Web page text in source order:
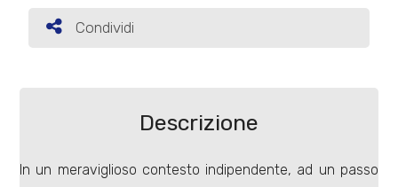
Condividi
Condividi
Descrizione
In un meraviglioso contesto indipendente, ad un passo
Prezzo